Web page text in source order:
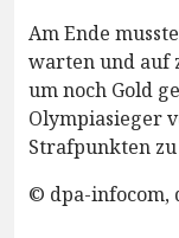
Am Ende
warten und auf
um noch Gold
Olympiasieger
Strafpunkten
© dpa-infocom,